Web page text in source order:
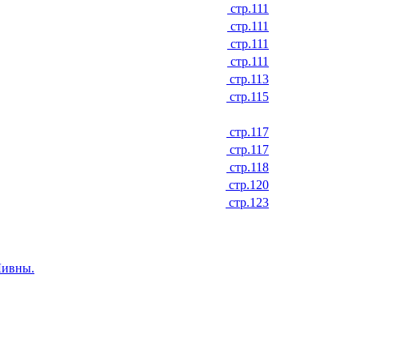
стр.111
стр.111
стр.111
стр.111
стр.113
стр.115
стр.117
стр.117
стр.118
стр.120
стр.123